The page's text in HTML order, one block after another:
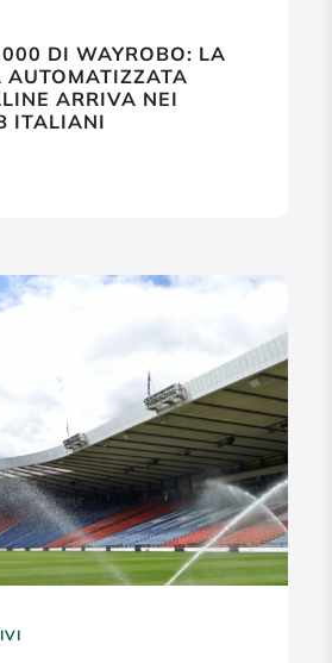
DI WAYROBO: LA
AUTOMATIZZATA
ARRIVA NEI
ITALIANI